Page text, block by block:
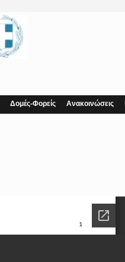
Δομές-Φορείς Ανακοινώσεις